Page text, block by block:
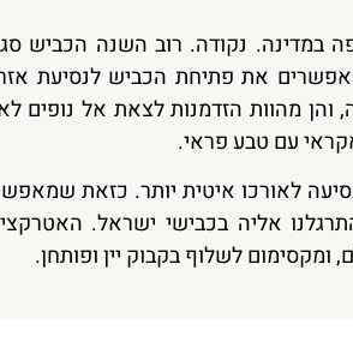
במדינה. נקודה. רוב השנה הכביש
את פתיחת הכביש לנסיעת
והן מהוות הזדמנות לצאת אל נופים
עם טבע פראי.
לאורכו איטית יותר. כזאת
אליה בכבישי ישראל.
לשלוף בקבוק יין ופותחן.